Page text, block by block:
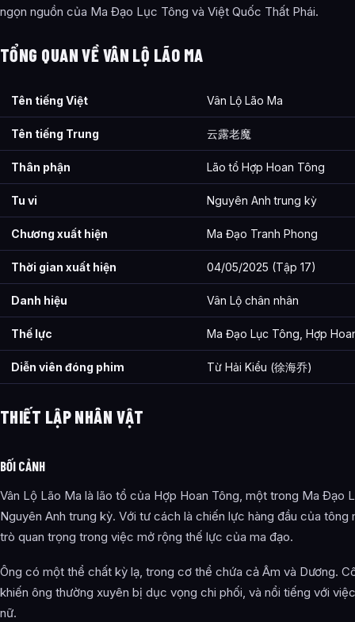
ngọn nguồn của Ma Đạo Lục Tông và Việt Quốc Thất Phái.
TỔNG QUAN VỀ VÂN LỘ LÃO MA
Tên tiếng Việt Vân Lộ Lão Ma
Tên tiếng Trung 云露老魔
Thân phận Lão tổ Hợp Hoan Tông
Tu vi Nguyên Anh trung kỳ
Chương xuất hiện Ma Đạo Tranh Phong
Thời gian xuất hiện 04/05/2025 (Tập 17)
Danh hiệu Vân Lộ chân nhân
Thế lực Ma Đạo Lục Tông, Hợp
Diễn viên đóng phim Từ Hải Kiểu (徐海乔)
THIẾT LẬP NHÂN VẬT
BỐI CẢNH
Vân Lộ Lão Ma là lão tổ của Hợp Hoan Tông, một trong Ma Đạo
Nguyên Anh trung kỳ. Với tư cách là chiến lực hàng đầu của tông
trò quan trọng trong việc mở rộng thế lực của ma đạo.
Ông có một thể chất kỳ lạ, trong cơ thể chứa cả Âm và Dương.
khiến ông thường xuyên bị dục vọng chi phối, và nổi tiếng với
nữ.